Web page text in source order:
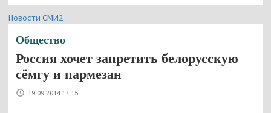
Новости СМИ2
Общество
Россия хочет запретить белорусскую
сёмгу и пармезан
19.09.2014 17:15